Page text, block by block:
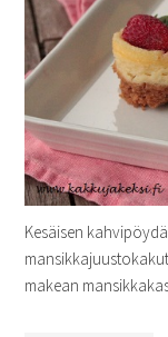
Kesäisen
makean